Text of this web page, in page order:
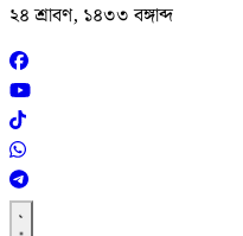
২৪ শ্রাবণ, ১৪৩৩ বঙ্গাব্দ